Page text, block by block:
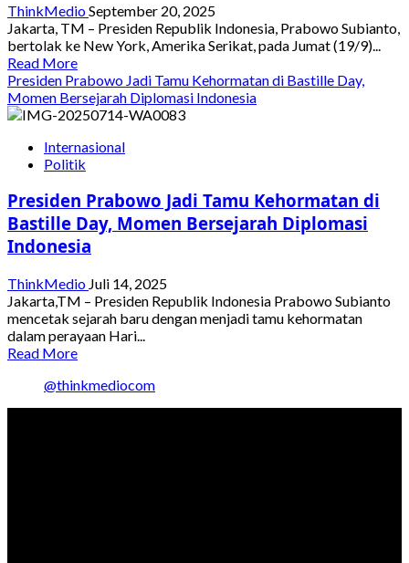
Peace
ThinkMedioSeptember 20, 2025
Jakarta, TM – Presiden Republik Indonesia, Prabowo Subianto,
bertolak ke New York, Amerika Serikat, pada Jumat (19/9)...
Read MoreRead
more
about
Presiden
Hadiri
Osaka
hingga
Pidato
di
Sidang
PBB
Presiden Prabowo Jadi Tamu Kehormatan di Bastille Day,
Momen Bersejarah Diplomasi Indonesia
Internasional
Politik
Presiden Prabowo Jadi Tamu Kehormatan di
Bastille Day, Momen Bersejarah Diplomasi
Indonesia
ThinkMedio Juli 14, 2025
Jakarta,TM – Presiden Republik Indonesia Prabowo Subianto
mencetak sejarah baru dengan menjadi tamu kehormatan
dalam perayaan Hari...
Read MoreRead
about
Presiden
@thinkmediocom